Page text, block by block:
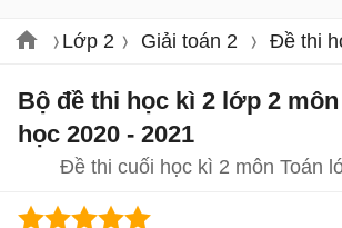
Lớp 2 Giải toán 2 Đề thi
Bộ đề thi học kì 2 lớp 2 môn
học 2020 - 2021
Đề thi cuối học kì 2 môn Toán